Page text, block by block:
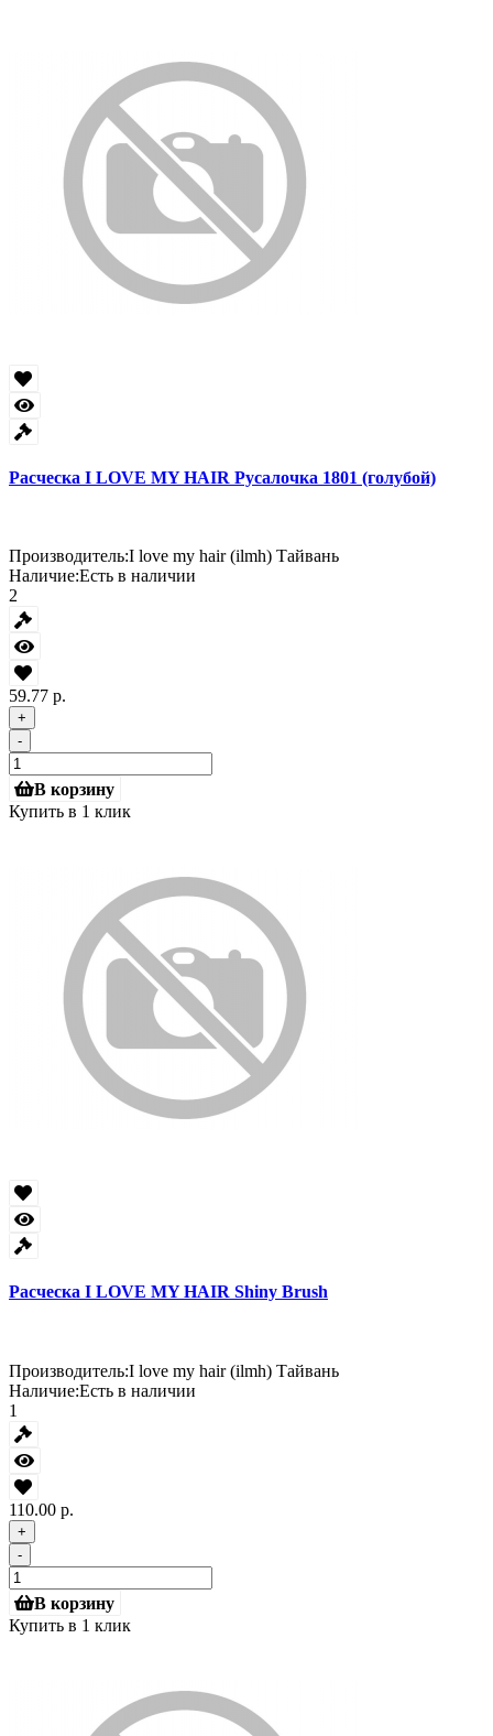
Расческа I LOVE MY HAIR Русалочка 1801 (голубой)
Производитель:I love my hair (ilmh) Тайвань
Наличие:Есть в наличии
2
59.77 р.
+
-
В корзину
Купить в 1 клик
Расческа I LOVE MY HAIR Shiny Brush
Производитель:I love my hair (ilmh) Тайвань
Наличие:Есть в наличии
1
110.00 р.
+
-
В корзину
Купить в 1 клик